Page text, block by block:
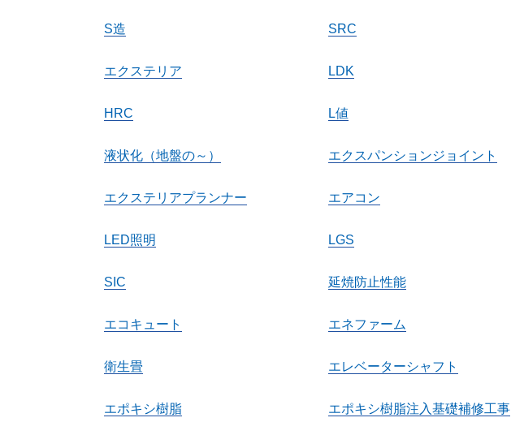
S造 SRC
エクステリア LDK
HRC L値
液状化（地盤の～） エクスパンションジョイント
エクステリアプランナー エアコン
LED照明 LGS
SIC 延焼防止性能
エコキュート エネファーム
衛生畳 エレベーターシャフト
エポキシ樹脂 エポキシ樹脂注入基礎補修工事